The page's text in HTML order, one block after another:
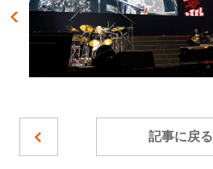
記事に戻る